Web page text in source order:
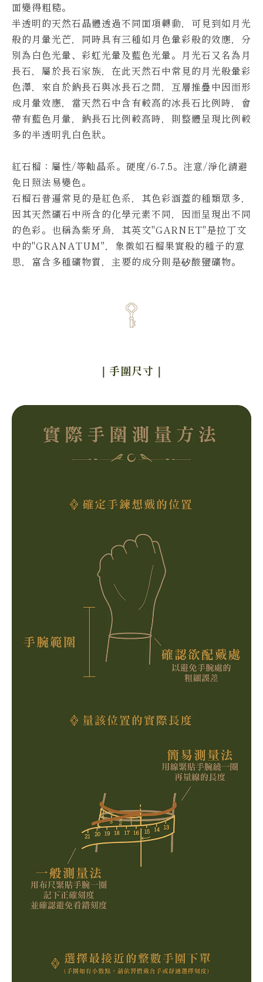
面變得粗糙。
半透明的天然石晶體透過不同面項轉動，可見到如月光
般的月暈光芒，同時具有三種如月色暈彩般的效應，分
別為白色光暈、彩虹光暈及藍色光暈。 月光石又名為月
長石，屬於長石家族，在此天然石中常見的月光般暈彩
色澤，來自於鈉長石與冰長石之間，互層推疊中因而形
成月暈效應，當天然石中含有較高的冰長石比例時，會
帶有藍色月暈，鈉長石比例較高時，則整體呈現比例較
多的半透明乳白色狀。
紅石榴 ：屬性/等軸晶系。硬度/6-7.5。 注意/淨化請避
免日照法易變色。
石榴石普遍常見的是紅色系，其色彩涵蓋的種類眾多，
因其天然礦石中所含的化學元素不同，因而呈現出不同
的色彩。 也稱為紫牙烏，其英文"GARNET"是拉丁文
中的"GRANATUM"，象徵如石榴果實般的種子的意
思，富含多種礦物質，主要的成分則是矽酸鹽礦物。
｜手圍尺寸 ｜